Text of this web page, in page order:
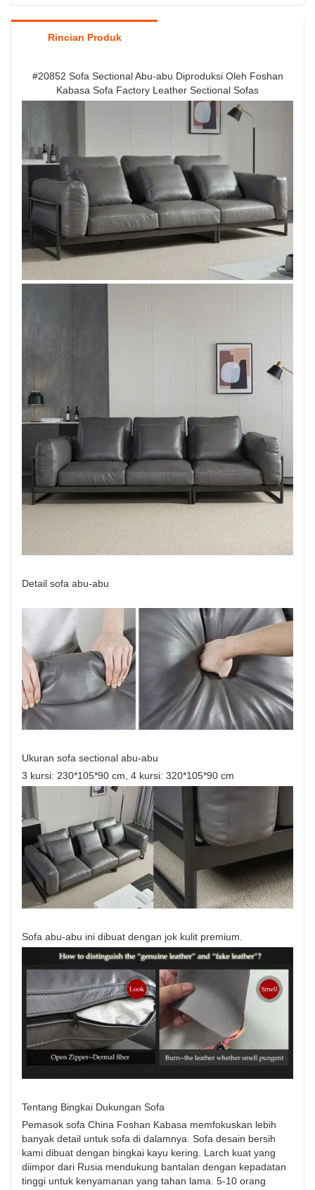
Rincian Produk
#20852 Sofa Sectional Abu-abu Diproduksi Oleh Foshan
Kabasa Sofa Factory Leather Sectional Sofas
Detail sofa abu-abu
Ukuran sofa sectional abu-abu
3 kursi: 230*105*90 cm, 4 kursi: 320*105*90 cm
Sofa abu-abu ini dibuat dengan jok kulit premium.
Tentang Bingkai Dukungan Sofa
Pemasok sofa China Foshan Kabasa memfokuskan lebih
banyak detail untuk sofa di dalamnya. Sofa desain bersih
kami dibuat dengan bingkai kayu kering. Larch kuat yang
diimpor dari Rusia mendukung bantalan dengan kepadatan
tinggi untuk kenyamanan yang tahan lama. 5-10 orang